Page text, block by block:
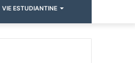
VIE ESTUDIANTINE